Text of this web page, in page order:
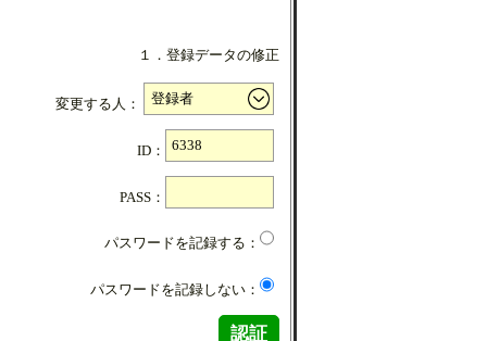
１．登録データの修正
変更する人：
ID：
PASS：
パスワードを記録する：
パスワードを記録しない：
認証